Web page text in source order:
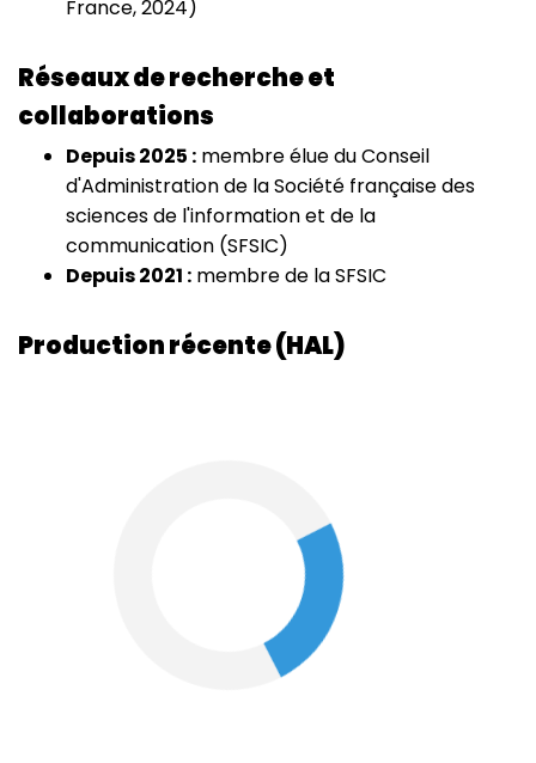
France, 2024)
Réseaux de recherche et
collaborations
Depuis 2025 : membre élue du Conseil
d'Administration de la Société française des
sciences de l'information et de la
communication (SFSIC)
Depuis 2021 : membre de la SFSIC
Production récente (HAL)